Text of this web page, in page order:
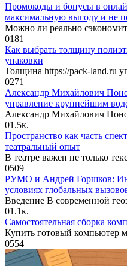
Промокоды и бонусы в
максимальную выгоду и не
Можно ли реально
0181
Как выбрать толщину
упаковки
Толщина https://pack-land.ru
0271
Александр Михайлович
управление крупнейшим
Александр Михайлович
01.5к.
Пространство как часть
театральный опыт
В театре важен не только
0509
РУМО и Андрей Горшков:
условиях глобальных
Введение В современной
01.1к.
Самостоятельная сборка
Купить готовый компьютер
0554